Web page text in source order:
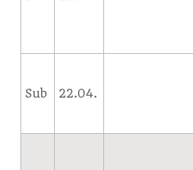
Sub 22.04.